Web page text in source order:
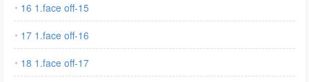
16 1.face off-15
17 1.face off-16
18 1.face off-17